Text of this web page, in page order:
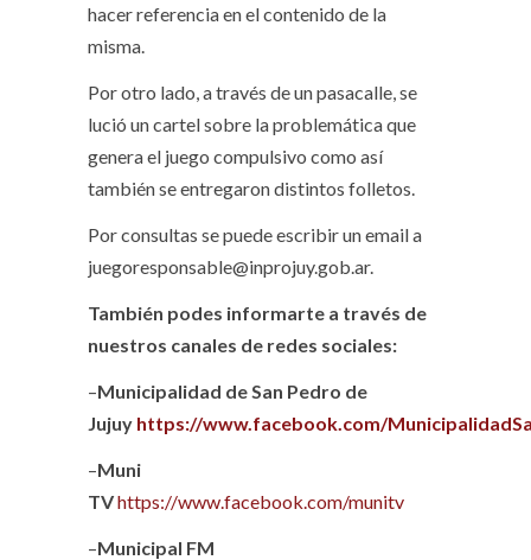
hacer referencia en el contenido de la
misma.
Por otro lado, a través de un pasacalle, se
lució un cartel sobre la problemática que
genera el juego compulsivo como así
también se entregaron distintos folletos.
Por consultas se puede escribir un email a
juegoresponsable@inprojuy.gob.ar.
También podes informarte a través de
nuestros canales de redes sociales:
–Municipalidad de San Pedro de
Jujuy https://www.facebook.com/
–Muni
TVhttps://www.facebook.com/munitv
–Municipal FM